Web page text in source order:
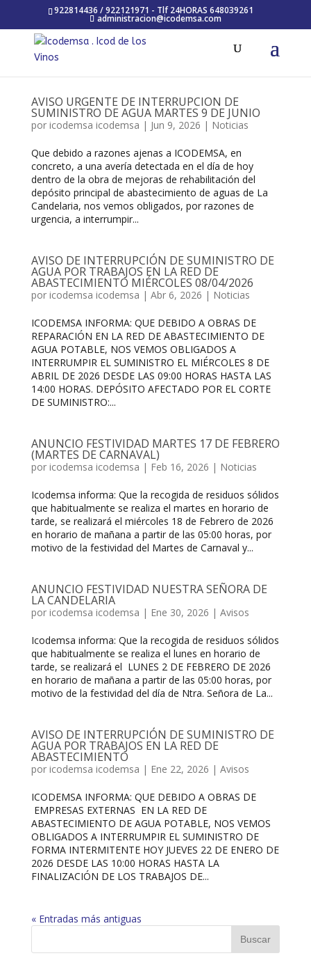
922814436 / 922121971 - Tlf 24HORAS 648039261
administracion@icodemsa.com
AVISO URGENTE DE INTERRUPCION DE
SUMINISTRO DE AGUA MARTES 9 DE JUNIO
por icodemsa icodemsa | Jun 9, 2026 | Noticias
Que debido a razones ajenas a ICODEMSA, en
concreto, a una avería detectada en el día de hoy
dentro de la obra de mejoras de rehabilitación del
depósito principal de abastecimiento de aguas de La
Candelaria, nos vemos obligados, por razones de
urgencia, a interrumpir...
AVISO DE INTERRUPCIÓN DE SUMINISTRO DE
AGUA POR TRABAJOS EN LA RED DE
ABASTECIMIENTO MIÉRCOLES 08/04/2026
por icodemsa icodemsa | Abr 6, 2026 | Noticias
ICODEMSA INFORMA: QUE DEBIDO A OBRAS DE
REPARACIÓN EN LA RED DE ABASTECIMIENTO DE
AGUA POTABLE, NOS VEMOS OBLIGADOS A
INTERRUMPIR EL SUMINISTRO EL MIÉRCOLES 8 DE
ABRIL DE 2026 DESDE LAS 09:00 HORAS HASTA LAS
14:00 HORAS. DEPÓSITO AFECTADO POR EL CORTE
DE SUMINISTRO:...
ANUNCIO FESTIVIDAD MARTES 17 DE FEBRERO
(MARTES DE CARNAVAL)
por icodemsa icodemsa | Feb 16, 2026 | Noticias
Icodemsa informa: Que la recogida de residuos sólidos
que habitualmente se realiza el martes en horario de
tarde, se realizará el miércoles 18 de Febrero de 2026
en horario de mañana a partir de las 05:00 horas, por
motivo de la festividad del Martes de Carnaval y...
ANUNCIO FESTIVIDAD NUESTRA SEÑORA DE
LA CANDELARIA
por icodemsa icodemsa | Ene 30, 2026 | Avisos
Icodemsa informa: Que la recogida de residuos sólidos
que habitualmente se realiza el lunes en horario de
tarde, se realizará el LUNES 2 DE FEBRERO DE 2026
en horario de mañana a partir de las 05:00 horas, por
motivo de la festividad del día de Ntra. Señora de La...
AVISO DE INTERRUPCIÓN DE SUMINISTRO DE
AGUA POR TRABAJOS EN LA RED DE
ABASTECIMIENTO
por icodemsa icodemsa | Ene 22, 2026 | Avisos
ICODEMSA INFORMA: QUE DEBIDO A OBRAS DE
EMPRESAS EXTERNAS EN LA RED DE
ABASTECIMIENTO DE AGUA POTABLE, NOS VEMOS
OBLIGADOS A INTERRUMPIR EL SUMINISTRO DE
FORMA INTERMITENTE HOY JUEVES 22 DE ENERO DE
2026 DESDE LAS 10:00 HORAS HASTA LA
FINALIZACIÓN DE LOS TRABAJOS DE...
« Entradas más antiguas